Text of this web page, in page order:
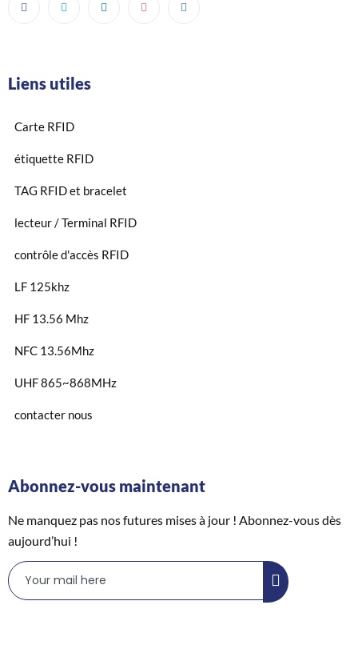
Liens utiles
Carte RFID
étiquette RFID
TAG RFID et bracelet
lecteur / Terminal RFID
contrôle d'accès RFID
LF 125khz
HF 13.56 Mhz
NFC 13.56Mhz
UHF 865~868MHz
contacter nous
Abonnez-vous maintenant
Ne manquez pas nos futures mises à jour ! Abonnez-vous dès
aujourd’hui !